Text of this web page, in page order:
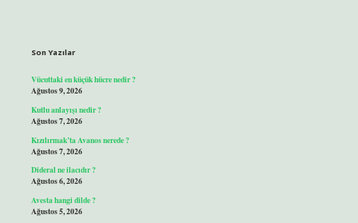
Son Yazılar
Vücuttaki en küçük hücre nedir ?
Ağustos 9, 2026
Kutlu anlayışı nedir ?
Ağustos 7, 2026
Kızılırmak’ta Avanos nerede ?
Ağustos 7, 2026
Dideral ne ilacıdır ?
Ağustos 6, 2026
Avesta hangi dilde ?
Ağustos 5, 2026